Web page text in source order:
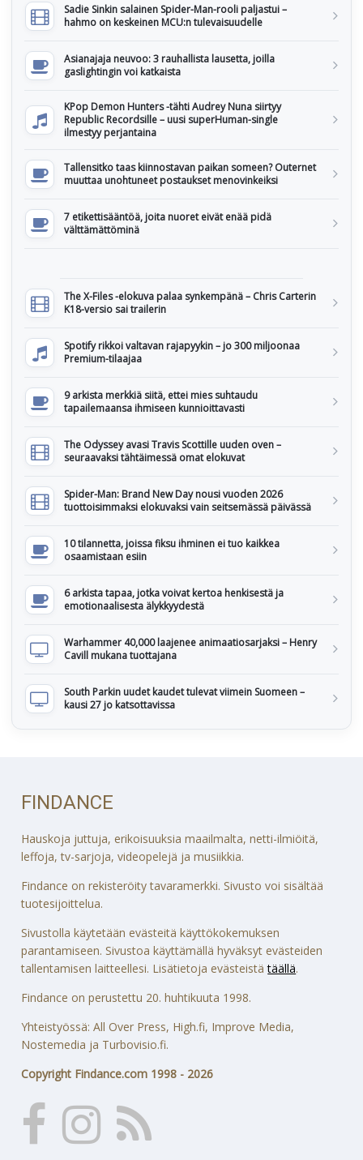
Sadie Sinkin salainen Spider-Man-rooli paljastui –
hahmo on keskeinen MCU:n tulevaisuudelle
Asianajaja neuvoo: 3 rauhallista lausetta, joilla
gaslightingin voi katkaista
KPop Demon Hunters -tähti Audrey Nuna siirtyy
Republic Recordsille – uusi superHuman-single
ilmestyy perjantaina
Tallensitko taas kiinnostavan paikan someen? Outernet
muuttaa unohtuneet postaukset menovinkeiksi
7 etikettisääntöä, joita nuoret eivät enää pidä
välttämättöminä
The X-Files -elokuva palaa synkempänä – Chris Carterin
K18-versio sai trailerin
Spotify rikkoi valtavan rajapyykin – jo 300 miljoonaa
Premium-tilaajaa
9 arkista merkkiä siitä, ettei mies suhtaudu
tapailemaansa ihmiseen kunnioittavasti
The Odyssey avasi Travis Scottille uuden oven –
seuraavaksi tähtäimessä omat elokuvat
Spider-Man: Brand New Day nousi vuoden 2026
tuottoisimmaksi elokuvaksi vain seitsemässä päivässä
10 tilannetta, joissa fiksu ihminen ei tuo kaikkea
osaamistaan esiin
6 arkista tapaa, jotka voivat kertoa henkisestä ja
emotionaalisesta älykkyydestä
Warhammer 40,000 laajenee animaatiosarjaksi – Henry
Cavill mukana tuottajana
South Parkin uudet kaudet tulevat viimein Suomeen –
kausi 27 jo katsottavissa
FINDANCE
Hauskoja juttuja, erikoisuuksia maailmalta, netti-ilmiöitä,
leffoja, tv-sarjoja, videopelejä ja musiikkia.
Findance on rekisteröity tavaramerkki. Sivusto voi sisältää
tuotesijoittelua.
Sivustolla käytetään evästeitä käyttökokemuksen
parantamiseen. Sivustoa käyttämällä hyväksyt evästeiden
tallentamisen laitteellesi. Lisätietoja evästeistätäällä.
Findance on perustettu 20. huhtikuuta 1998.
Yhteistyössä: All Over Press, High.fi, Improve Media,
Nostemedia ja Turbovisio.fi.
Copyright Findance.com 1998 - 2026